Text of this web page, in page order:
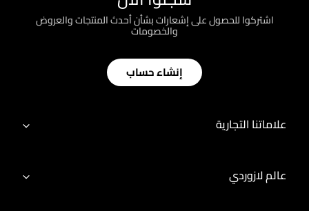
اشتركوا للحصول على إشعارات بشأن أحدث المنتجات والعروض
والخصومات
إنشاء حساب
علاماتنا التجارية
عالم لازوردي